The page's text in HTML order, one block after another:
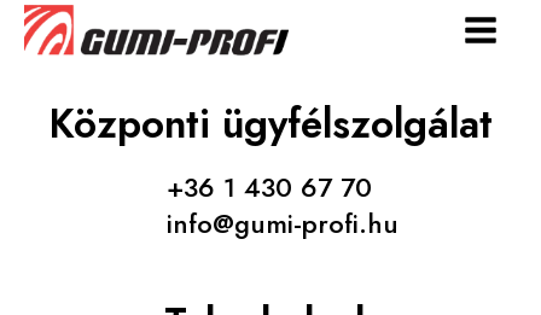
Központi ügyfélszolgálat
+36 1 430 67 70
info@gumi-profi.hu